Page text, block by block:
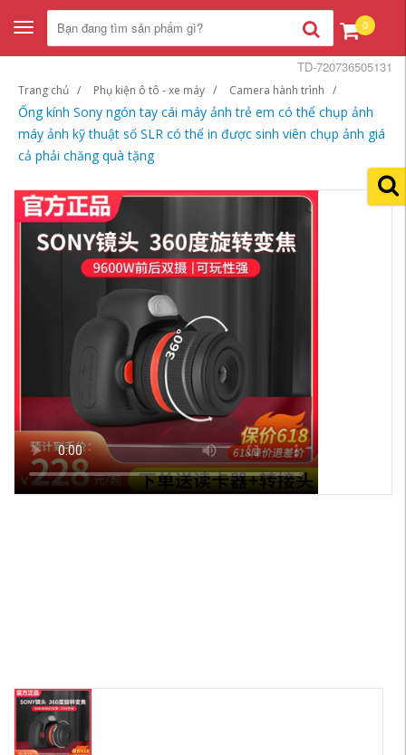
Toggle
navigation
0
Trang chủ Phụ kiện ô tô - xe máy Camera hành trình
Ống kính Sony ngón tay cái máy ảnh trẻ em có thể chụp ảnh
máy ảnh kỹ thuật số SLR có thể in được sinh viên chụp ảnh giá
cả phải chăng quà tặng
TD-720736505131